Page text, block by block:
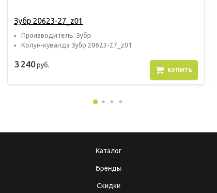
Зубр 20623-27_z01
Прoизвoдитель: Зубр
Колун-кувалда Зубр 20623-27_z01
3 240руб.
КУПИТЬ
Каталог
Бренды
Скидки